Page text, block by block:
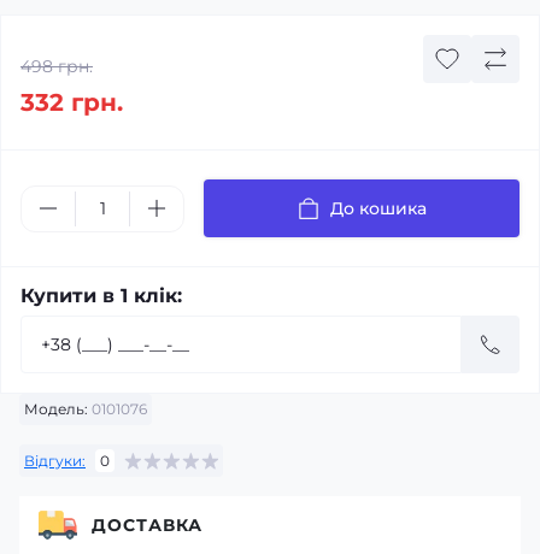
Модель: 0101076
Відгуки: 0
498 грн.
332 грн.
До кошика
Купити в 1 клік:
ДОСТАВКА